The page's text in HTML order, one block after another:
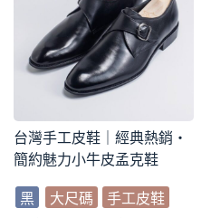
台灣手工皮鞋｜經典熱銷・
簡約魅力小牛皮孟克鞋
黑 大尺碼
手工皮鞋